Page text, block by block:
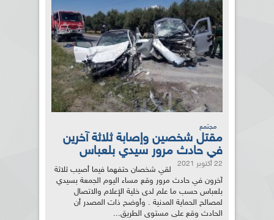
مجتمع
مقتل شخصين وإصابة ثلاثة آخرين
في حادث مرور سيدي بلعباس
22 أكتوبر 2021
لقي شخصان حتفهما فيما أصيب ثلاثة
آخرون في حادث مرور وقع مساء اليوم الجمعة بسيدي
بلعباس حسب ما علم لدى خلية الإعلام والاتصال
لمصالح الحماية المدنية . وأوضح ذات المصدر أن
الحادث وقع على مستوى الطريق...